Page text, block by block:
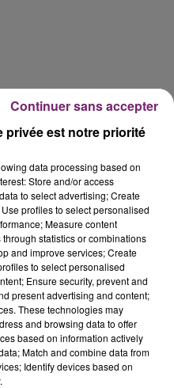
privée est notre priorité
data processing based on
Store and/or access
to select advertising; Create
profiles to select personalised
Measure content
statistics or combinations
and improve services; Create
to select personalised
Ensure security, prevent and
present advertising and content;
These technologies may
and browsing data to offer
based on information actively
Match and combine data from
Identify devices based on
Continuer sans accepter